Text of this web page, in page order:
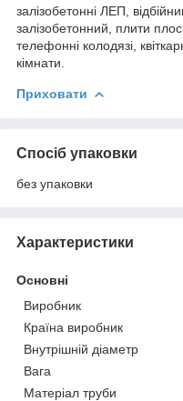
залізобетонні ЛЕП,
залізобетонний, плити
телефонні колодязі,
кімнати.
Приховати
Спосіб упаковки
без упаковки
Характеристики
Основні
Виробник
Країна виробник
Внутрішній діаметр
Вага
Матеріал труби